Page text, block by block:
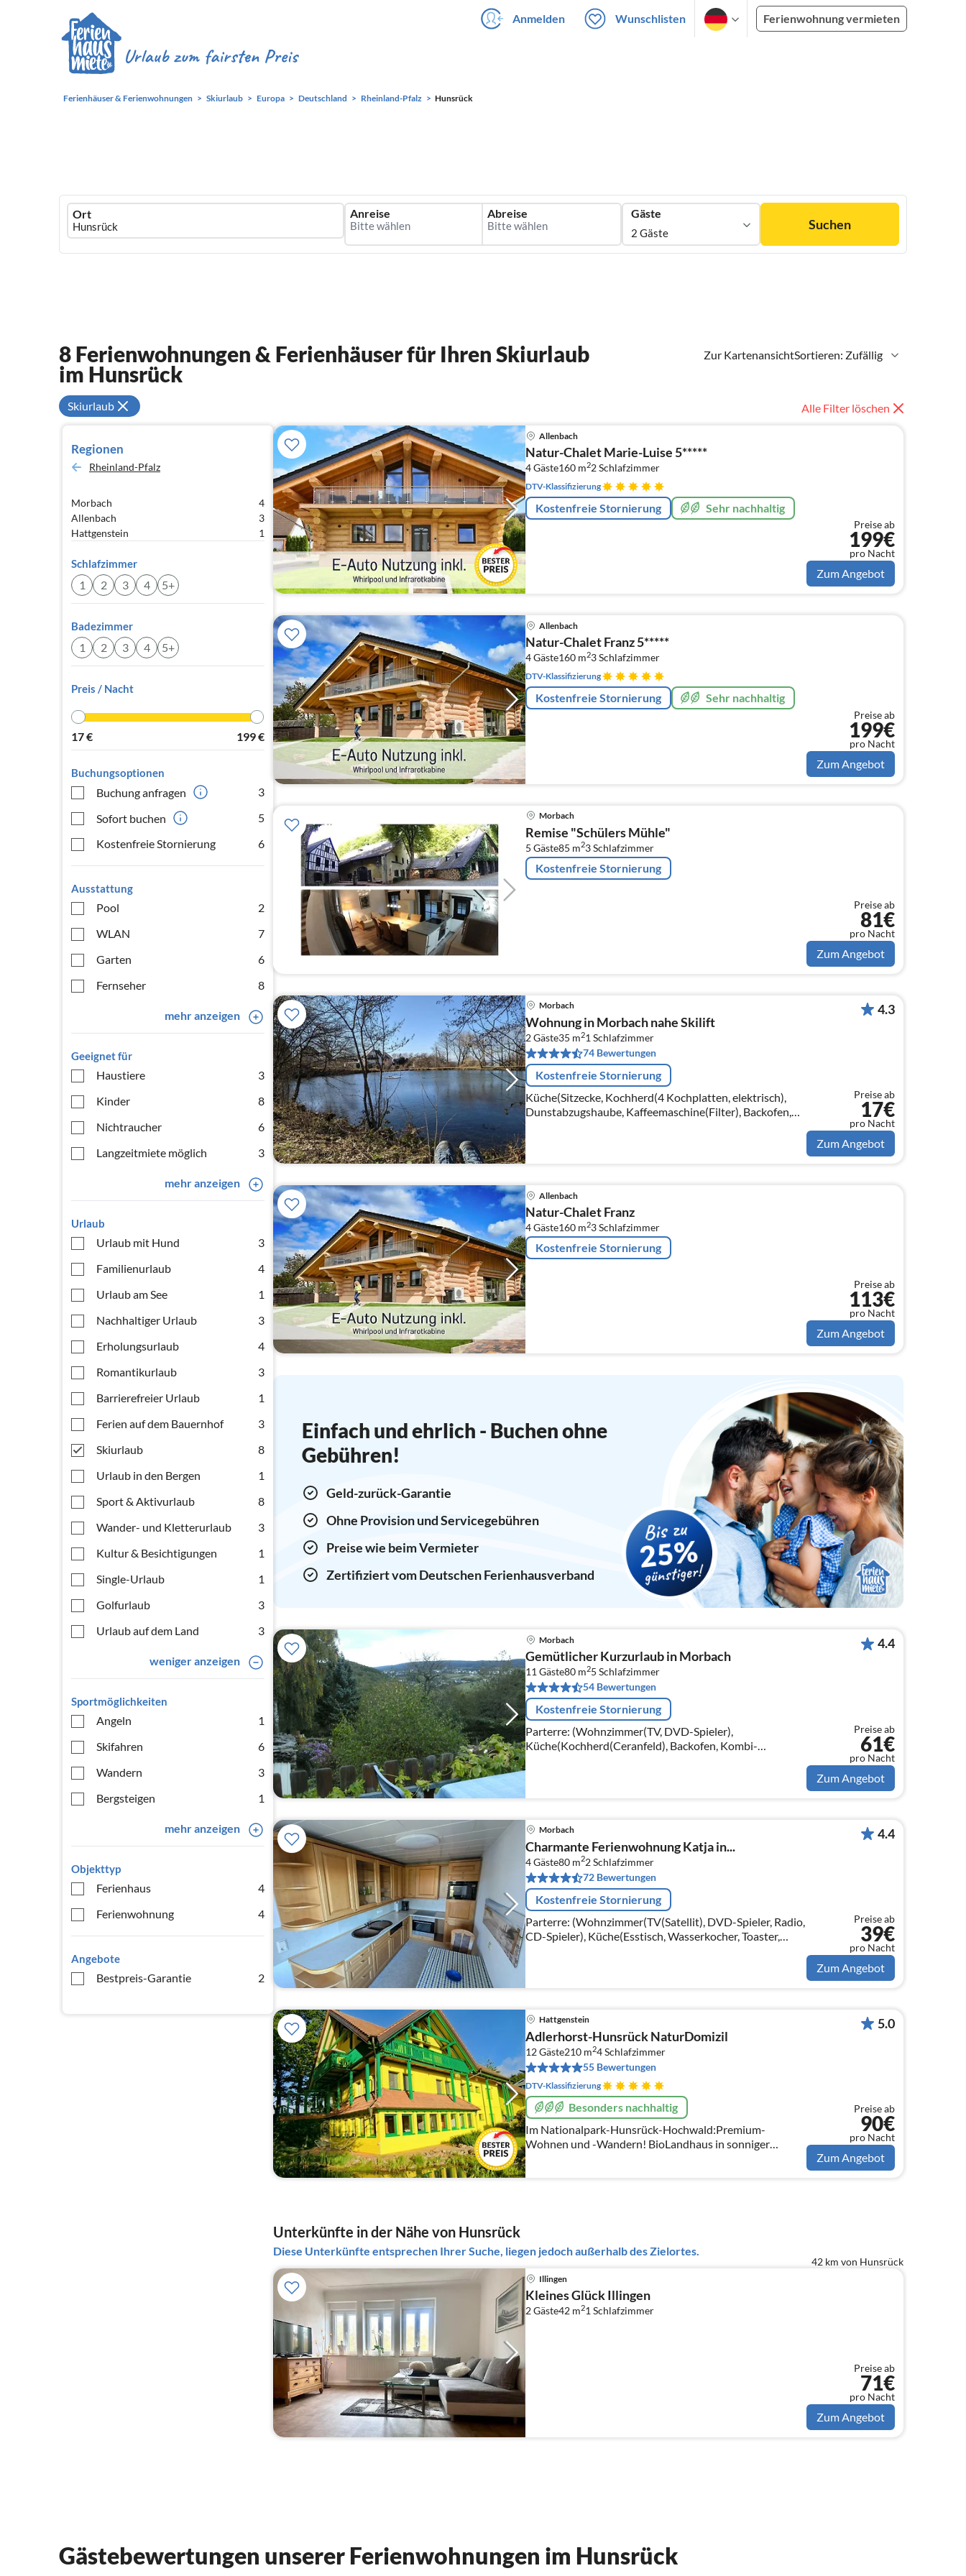
Anmelden Wunschlisten Ferienwohnung vermieten
Ferienhäuser & Ferienwohnungen Skiurlaub Europa Deutschland Rheinland-Pfalz Hunsrück
Ferienhausmiete
logo
Ort Anreise Abreise Gäste
2 Gäste
Suchen
Zur KartenansichtSortieren: Zufällig
8 Ferienwohnungen & Ferienhäuser für Ihren Skiurlaub
im Hunsrück
Skiurlaub Alle Filter löschen
Regionen
Rheinland-Pfalz
Morbach
4
Allenbach
3
Hattgenstein
1
Schlafzimmer
1 2 3 4 5+
Badezimmer
1 2 3 4 5+
Preis / Nacht
17€ 199€
Buchungsoptionen
Buchung anfragen
3
Sofort buchen
5
Kostenfreie Stornierung
6
Ausstattung
Pool
2
WLAN
7
Garten
6
Fernseher
8
mehr anzeigen
Geeignet für
Haustiere
3
Kinder
8
Nichtraucher
6
Langzeitmiete möglich
3
mehr anzeigen
Urlaub
Urlaub mit Hund
3
Familienurlaub
4
Urlaub am See
1
Nachhaltiger Urlaub
3
Erholungsurlaub
4
Romantikurlaub
3
Barrierefreier Urlaub
1
Ferien auf dem Bauernhof
3
Skiurlaub
8
Urlaub in den Bergen
1
Sport & Aktivurlaub
8
Wander- und Kletterurlaub
3
Kultur & Besichtigungen
1
Single-Urlaub
1
Golfurlaub
3
Urlaub auf dem Land
3
weniger anzeigen
Sportmöglichkeiten
Angeln
1
Skifahren
6
Wandern
3
Bergsteigen
1
mehr anzeigen
Objekttyp
Ferienhaus
4
Ferienwohnung
4
Angebote
Bestpreis-Garantie 2
Allenbach
Natur-Chalet Marie-Luise 5*****
4 Gäste160 m22Schlafzimmer
DTV-Klassifizierung
Kostenfreie Stornierung Sehr nachhaltig
Preise ab
199€
pro Nacht
Zum Angebot
Allenbach
Natur-Chalet Franz 5*****
4 Gäste160 m23Schlafzimmer
DTV-Klassifizierung
Kostenfreie Stornierung Sehr nachhaltig
Preise ab
199€
pro Nacht
Zum Angebot
Morbach
Remise "Schülers Mühle"
5 Gäste85 m23Schlafzimmer
Kostenfreie Stornierung
Preise ab
81€
pro Nacht
Zum Angebot
Morbach
Wohnung in Morbach nahe Skilift
2 Gäste35 m21 Schlafzimmer
74 Bewertungen
Kostenfreie Stornierung
Küche(Sitzecke, Kochherd(4 Kochplatten, elektrisch),
Dunstabzugshaube, Kaffeemaschine(Filter), Backofen,
Kühlschrank), Wohn/Esszimmer(TV(Satellit), DVD-
Spieler)
4.3
Preise ab
17€
pro Nacht
Zum Angebot
Allenbach
Natur-Chalet Franz
4 Gäste160 m23Schlafzimmer
Kostenfreie Stornierung
Preise ab
113€
pro Nacht
Zum Angebot
Einfach und ehrlich - Buchen ohne
Gebühren!
Geld-zurück-Garantie
Ohne Provision und Servicegebühren
Preise wie beim Vermieter
Zertifiziert vom Deutschen Ferienhausverband
Morbach
Gemütlicher Kurzurlaub in Morbach
11 Gäste80 m25 Schlafzimmer
54 Bewertungen
Kostenfreie Stornierung
Parterre: (Wohnzimmer(TV, DVD-Spieler),
Küche(Kochherd(Ceranfeld), Backofen, Kombi-
Mikrowelle, Spülmaschine), Schlafzimmer(Doppelbett),
Schlafzimmer(Einzelbett, Doppelbett)
4.4
Preise ab
61€
pro Nacht
Zum Angebot
Morbach
Charmante Ferienwohnung Katja in...
4 Gäste80 m22Schlafzimmer
72 Bewertungen
Kostenfreie Stornierung
Parterre: (Wohnzimmer(TV(Satellit), DVD-Spieler, Radio,
CD-Spieler), Küche(Esstisch, Wasserkocher, Toaster,
4.4
Preise ab
39€
pro Nacht
Zum Angebot
Hattgenstein
Adlerhorst-Hunsrück NaturDomizil
12 Gäste210 m24Schlafzimmer
55 Bewertungen
DTV-Klassifizierung
Besonders nachhaltig
Im Nationalpark-Hunsrück-Hochwald:Premium-
Wohnen und -Wandern! BioLandhaus in sonniger
Alleinlage am Waldrand, auf 500 m Seehöhe. 5-DTV-
Sterne. Saar-Hunsrück-Steig + Traumschleifen
5.0
Preise ab
90€
pro Nacht
Zum Angebot
Unterkünfte in der Nähe von Hunsrück
Diese Unterkünfte entsprechen Ihrer Suche, liegen jedoch außerhalb des Zielortes.
42 km von Hunsrück
Illingen
Kleines Glück Illingen
2 Gäste42 m21 Schlafzimmer
Preise ab
71€
pro Nacht
Zum Angebot
Gästebewertungen unserer Ferienwohnungen im Hunsrück